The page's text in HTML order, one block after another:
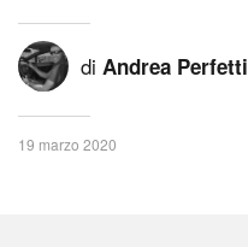
di Andrea Perfetti
19 marzo 2020